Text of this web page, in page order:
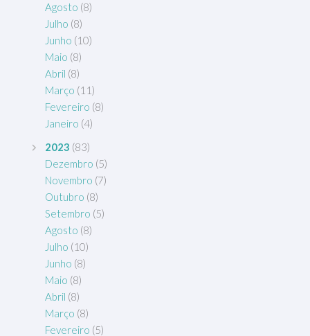
Agosto (8)
Julho (8)
Junho (10)
Maio (8)
Abril (8)
Março (11)
Fevereiro (8)
Janeiro (4)
2023 (83)
Dezembro (5)
Novembro (7)
Outubro (8)
Setembro (5)
Agosto (8)
Julho (10)
Junho (8)
Maio (8)
Abril (8)
Março (8)
Fevereiro (5)